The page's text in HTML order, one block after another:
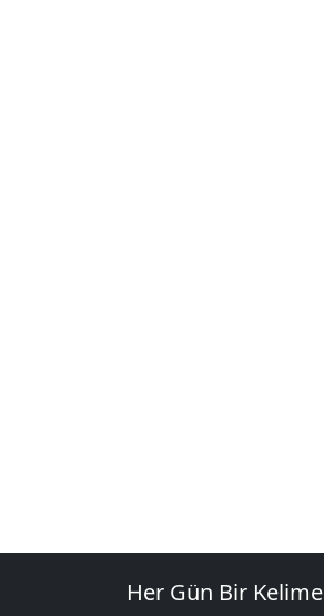
Her Gün Bir Kelime